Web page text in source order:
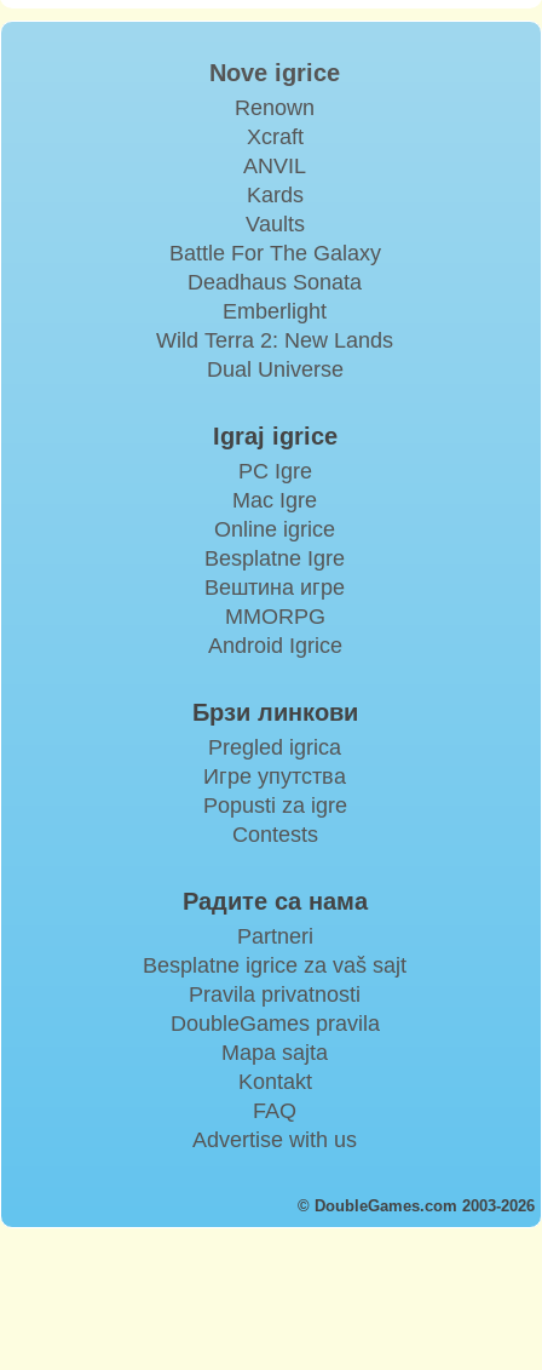
Nove igrice
Renown
Xcraft
ANVIL
Kards
Vaults
Battle For The Galaxy
Deadhaus Sonata
Emberlight
Wild Terra 2: New Lands
Dual Universe
Igraj igrice
PC Igre
Mac Igre
Online igrice
Besplatne Igre
Вештина игре
MMORPG
Android Igrice
Брзи линкови
Pregled igrica
Игре упутства
Popusti za igre
Contests
Радите са нама
Partneri
Besplatne igrice za vaš sajt
Pravila privatnosti
DoubleGames pravila
Mapa sajta
Kontakt
FAQ
Advertise with us
© DoubleGames.com 2003-2026